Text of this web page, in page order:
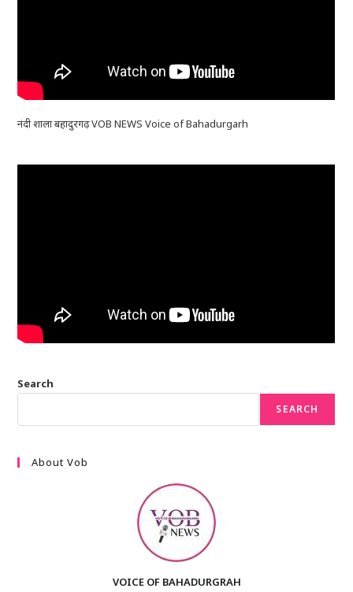
नंदी शाला बहादुरगढ़ VOB NEWS Voice of Bahadurgarh
Search
SEARCH
About Vob
VOICE OF BAHADURGRAH